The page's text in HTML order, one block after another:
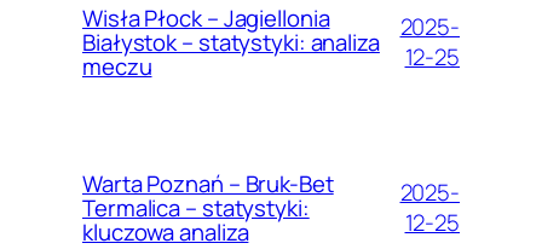
Wisła Płock – Jagiellonia
Białystok – statystyki: analiza
meczu
2025-
12-25
Warta Poznań – Bruk-Bet
Termalica – statystyki:
kluczowa analiza
2025-
12-25